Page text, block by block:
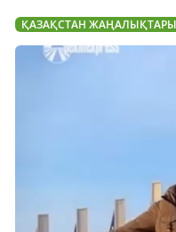
ҚАЗАҚСТАН ЖАҢАЛЫҚТАРЫ